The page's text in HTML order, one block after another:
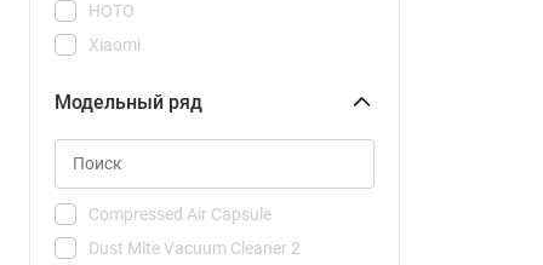
HOTO
Xiaomi
Модельный ряд
Compressed Air Capsule
Dust Mite Vacuum Cleaner 2